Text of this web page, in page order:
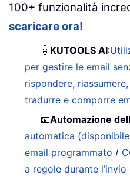
100+ funzionalità
scaricare ora!
🤖 KUTOOLS AI:
per gestire le email
rispondere,
tradurre e comporre
📧Automazione
automatica (disponibile
email programmato /
a regole durante l’invio